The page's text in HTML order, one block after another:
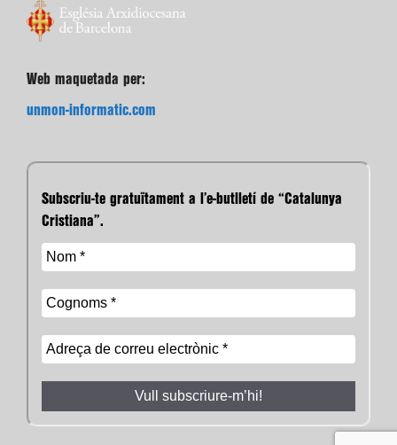
Web maquetada per:
unmon-informatic.com
Subscriu-te gratuïtament a l’e-butlletí de “Catalunya
Cristiana”.